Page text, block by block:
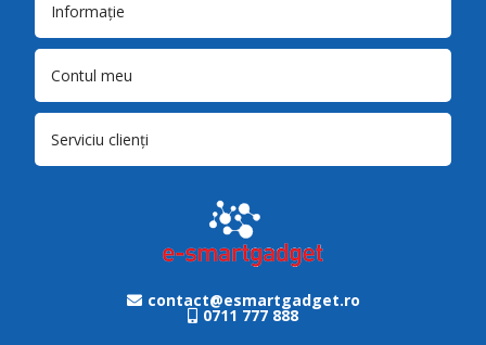
Informație
Contul meu
Serviciu clienți
contact@esmartgadget.ro
0711 777 888